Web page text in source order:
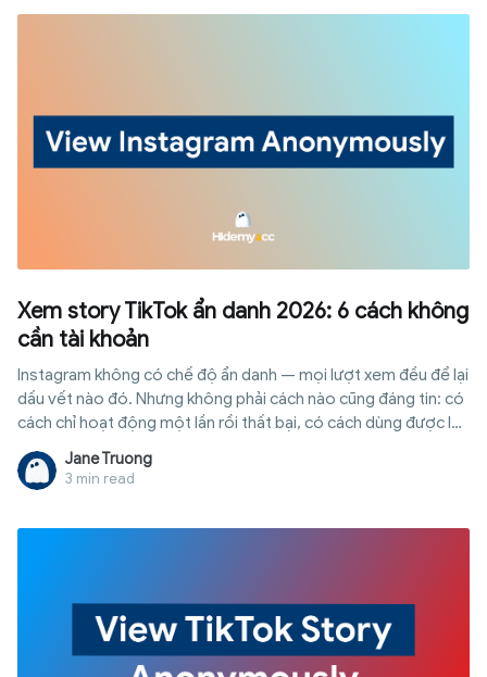
Xem story TikTok ẩn danh 2026: 6 cách không
cần tài khoản
Instagram không có chế độ ẩn danh — mọi lượt xem đều để lại
dấu vết nào đó. Nhưng không phải cách nào cũng đáng tin: có
cách chỉ hoạt động một lần rồi thất bại, có cách dùng được lâu
Jane Truong
3 min read